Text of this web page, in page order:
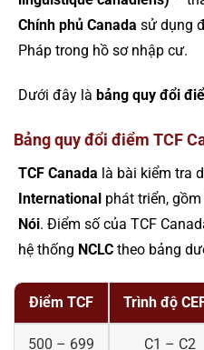
Chính phủ Canada sử dụng
Pháp trong hồ sơ nhập cư.
Dưới đây là bảng quy đổi
Bảng quy đổi điểm TCF
TCF Canada là bài kiểm tra
International phát triển,
Nói. Điểm số của TCF
hệ thống NCLC theo bảng
Điểm TCF Trình độ
500 – 699 C1 – C2